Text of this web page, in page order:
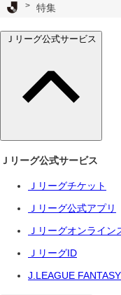
Ｊリーグ TOP
特集